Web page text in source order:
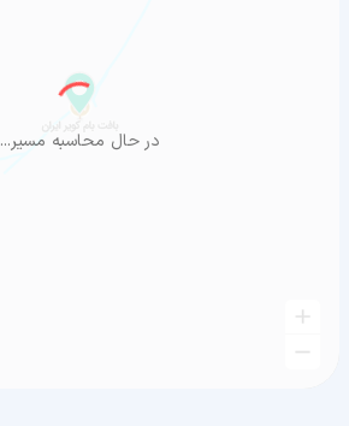
در حال محاسبه مسیر...